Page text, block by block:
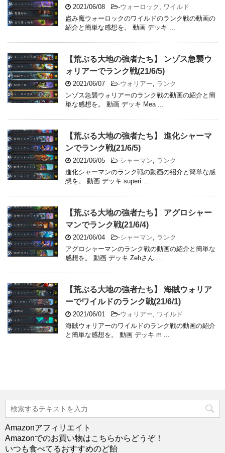
2021/06/08 -ウォーロック
ワイルド
盗み魔ウォーロックのワイルドのランク戦の動画の
紹介と簡単な感想を。 動画 デッキ ...
【荒ぶる大地の強者たち】 ンゾス急襲ウ
ォリアーでランク戦(21/6/5)
2021/06/07 -ウォリアー
ランク
ンゾス急襲ウォリアーのランク戦の動画の紹介と簡
単な感想を。 動画 デッキ Mea ...
【荒ぶる大地の強者たち】 進化シャーマ
ンでランク戦(21/6/5)
2021/06/05 -シャーマン
ランク
進化シャーマンのランク戦の動画の紹介と簡単な感
想を。 動画 デッキ superi ...
【荒ぶる大地の強者たち】 アグロシャー
マンでランク戦(21/6/4)
2021/06/04 -シャーマン
ランク
アグロシャーマンのランク戦の動画の紹介と簡単な
感想を。 動画 デッキ Zehさん ...
【荒ぶる大地の強者たち】 海賊ウォリア
ーでワイルドのランク戦(21/6/1)
2021/06/01 -ウォリアー
ワイルド
海賊ウォリアーのワイルドのランク戦の動画の紹介
と簡単な感想を。 動画 デッキ m ...
Amazonアフィリエイト
Amazonでのお買い物はこちらからどうぞ！
いつも食べてるおすすめのど飴